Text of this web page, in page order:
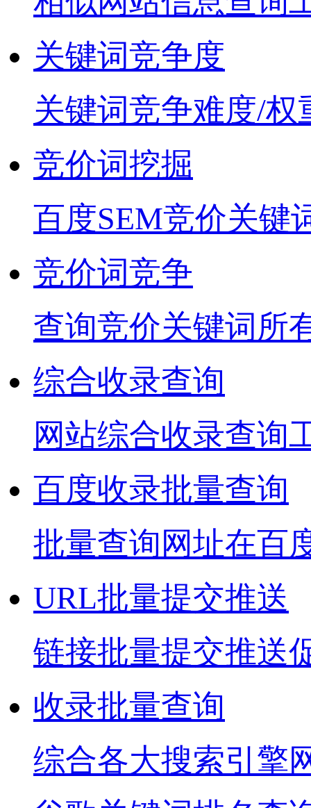
关键词竞争度
关键词竞争难度/权
竞价词挖掘
百度SEM竞价关键
竞价词竞争
查询竞价关键词所
综合收录查询
网站综合收录查询
百度收录批量查询
批量查询网址在百
URL批量提交推送
链接批量提交推送
收录批量查询
综合各大搜索引擎